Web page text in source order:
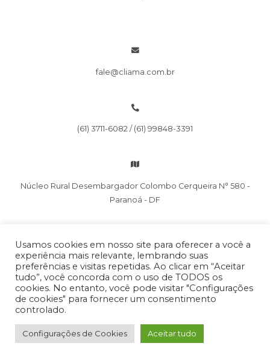
fale@cliama.com.br
(61) 3711-6082 / (61) 99848-3391
Núcleo Rural Desembargador Colombo Cerqueira N° 580 -
Paranoá - DF
Copyright © 2026 Cliama
Usamos cookies em nosso site para oferecer a você a
experiência mais relevante, lembrando suas
preferências e visitas repetidas. Ao clicar em “Aceitar
tudo”, você concorda com o uso de TODOS os
cookies. No entanto, você pode visitar "Configurações
de cookies" para fornecer um consentimento
controlado.
Configurações de Cookies Aceitar tudo